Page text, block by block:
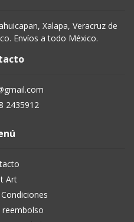
Xalapa, Veracruz de
Envíos a todo México.
2435912
Art
reembolso